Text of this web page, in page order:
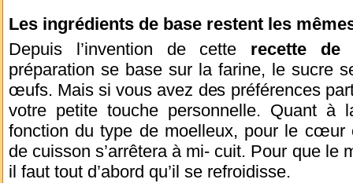
Les ingrédients de base restent les
Depuis l’invention de cette recette de
préparation se base sur la farine, le sucre
œufs. Mais si vous avez des préférences
votre petite touche personnelle. Quant à
fonction du type de moelleux, pour le cœur
de cuisson s’arrêtera à mi- cuit. Pour que le
il faut tout d’abord qu’il se refroidisse.